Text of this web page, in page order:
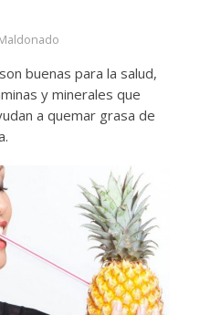
buenas para la salud,
y minerales que
a quemar grasa de